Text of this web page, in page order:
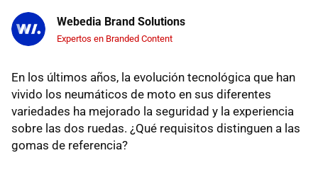
Webedia Brand Solutions
Expertos en Branded Content
En los últimos años, la evolución tecnológica que han
vivido los neumáticos de moto en sus diferentes
variedades ha mejorado la seguridad y la experiencia
sobre las dos ruedas. ¿Qué requisitos distinguen a las
gomas de referencia?